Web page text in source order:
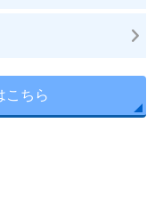
こちら